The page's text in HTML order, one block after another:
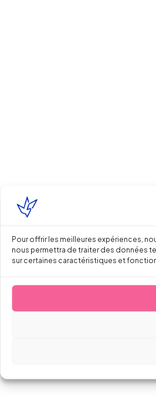
Pour offrir les meilleures expériences,
nous permettra de traiter des données
sur certaines caractéristiques et